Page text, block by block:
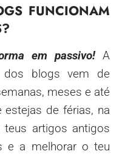
FUNCIONAM
em passivo!A
blogs vem de
meses e até
de férias, na
artigos antigos
e a melhorar o teu